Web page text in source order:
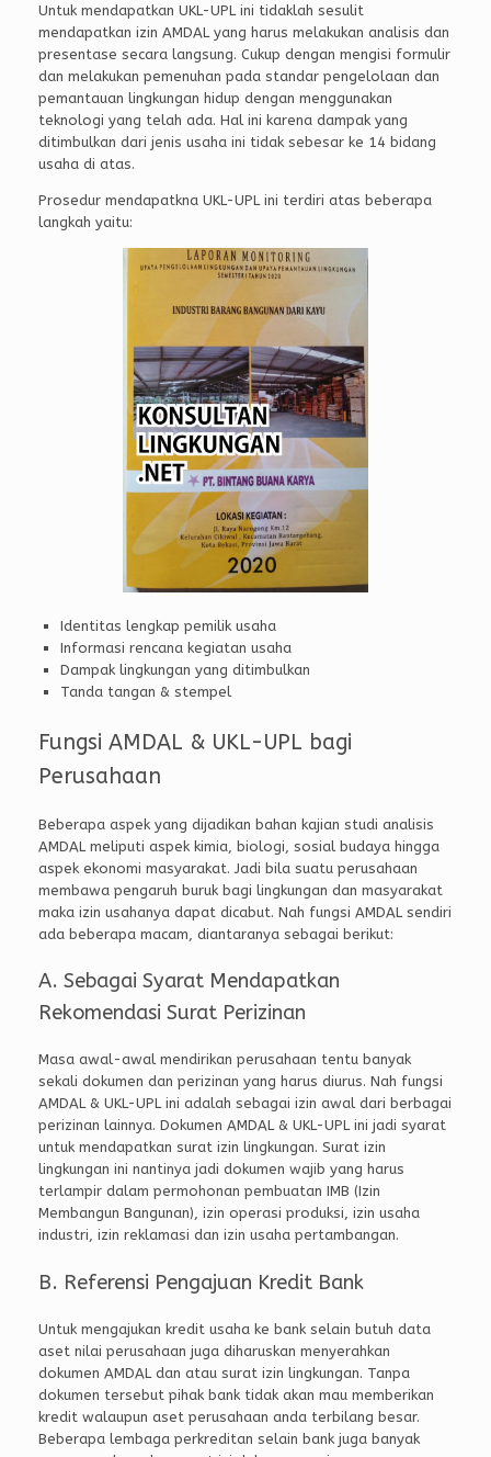
Untuk mendapatkan UKL-UPL ini tidaklah sesulit
mendapatkan izin AMDAL yang harus melakukan analisis dan
presentase secara langsung. Cukup dengan mengisi formulir
dan melakukan pemenuhan pada standar pengelolaan dan
pemantauan lingkungan hidup dengan menggunakan
teknologi yang telah ada. Hal ini karena dampak yang
ditimbulkan dari jenis usaha ini tidak sebesar ke 14 bidang
usaha di atas.
Prosedur mendapatkna UKL-UPL ini terdiri atas beberapa
langkah yaitu:
Identitas lengkap pemilik usaha
Informasi rencana kegiatan usaha
Dampak lingkungan yang ditimbulkan
Tanda tangan & stempel
Fungsi AMDAL & UKL-UPL bagi
Perusahaan
Beberapa aspek yang dijadikan bahan kajian studi analisis
AMDAL meliputi aspek kimia, biologi, sosial budaya hingga
aspek ekonomi masyarakat. Jadi bila suatu perusahaan
membawa pengaruh buruk bagi lingkungan dan masyarakat
maka izin usahanya dapat dicabut. Nah fungsi AMDAL sendiri
ada beberapa macam, diantaranya sebagai berikut:
A. Sebagai Syarat Mendapatkan
Rekomendasi Surat Perizinan
Masa awal-awal mendirikan perusahaan tentu banyak
sekali dokumen dan perizinan yang harus diurus. Nah fungsi
AMDAL & UKL-UPL ini adalah sebagai izin awal dari berbagai
perizinan lainnya. Dokumen AMDAL & UKL-UPL ini jadi syarat
untuk mendapatkan surat izin lingkungan. Surat izin
lingkungan ini nantinya jadi dokumen wajib yang harus
terlampir dalam permohonan pembuatan IMB (Izin
Membangun Bangunan), izin operasi produksi, izin usaha
industri, izin reklamasi dan izin usaha pertambangan.
B. Referensi Pengajuan Kredit Bank
Untuk mengajukan kredit usaha ke bank selain butuh data
aset nilai perusahaan juga diharuskan menyerahkan
dokumen AMDAL dan atau surat izin lingkungan. Tanpa
dokumen tersebut pihak bank tidak akan mau memberikan
kredit walaupun aset perusahaan anda terbilang besar.
Beberapa lembaga perkreditan selain bank juga banyak